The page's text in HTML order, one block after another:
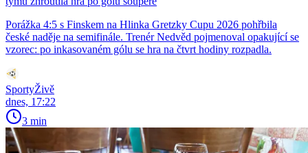
Porážka 4:5 s Finskem na Hlinka Gretzky Cupu 2026 pohřbila
české naděje na semifinále. Trenér Nedvěd pojmenoval opakující se
vzorec: po inkasovaném gólu se hra na čtvrt hodiny rozpadla.
SportyŽivě
dnes, 17:22
3 min